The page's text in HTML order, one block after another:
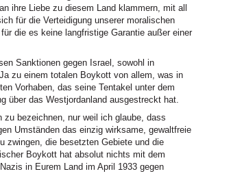
ihre Liebe zu diesem Land klammern, mit all
für die Verteidigung unserer moralischen
die es keine langfristige Garantie außer einer
Sanktionen gegen Israel, sowohl in
zu einem totalen Boykott von allem, was in
Vorhaben, das seine Tentakel unter dem
über das Westjordanland ausgestreckt hat.
bezeichnen, nur weil ich glaube, dass
Umständen das einzig wirksame, gewaltfreie
zwingen, die besetzten Gebiete und die
Boykott hat absolut nichts mit dem
in Eurem Land im April 1933 gegen